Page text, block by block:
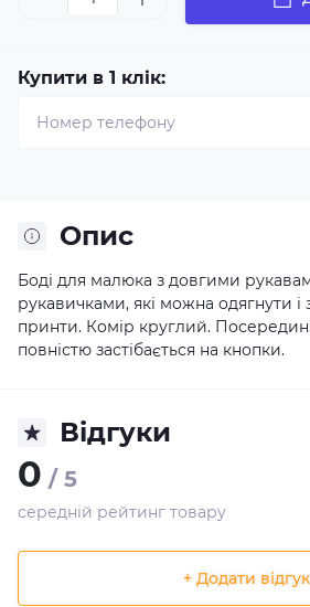
Купити в 1 клік:
Опис
Боді для малюка з довгими
рукавичками, які можна одягнути і
принти. Комір круглий.
повністю застібається на кнопки.
Відгуки
0 / 5
середній рейтинг товару
+ Додати відгук